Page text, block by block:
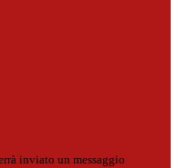
inviato un messaggio